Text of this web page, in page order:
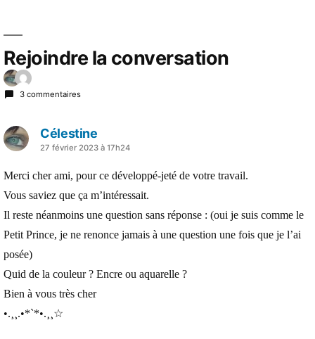
Rejoindre la conversation
3 commentaires
Célestine
a27 février 2023 à 17h24
Merci cher ami, pour ce développé-jeté de votre travail.
Vous saviez que ça m’intéressait.
Il reste néanmoins une question sans réponse : (oui je suis comme le
Petit Prince, je ne renonce jamais à une question une fois que je l’ai
posée)
Quid de la couleur ? Encre ou aquarelle ?
Bien à vous très cher
•.¸¸.•*`*•.¸¸☆